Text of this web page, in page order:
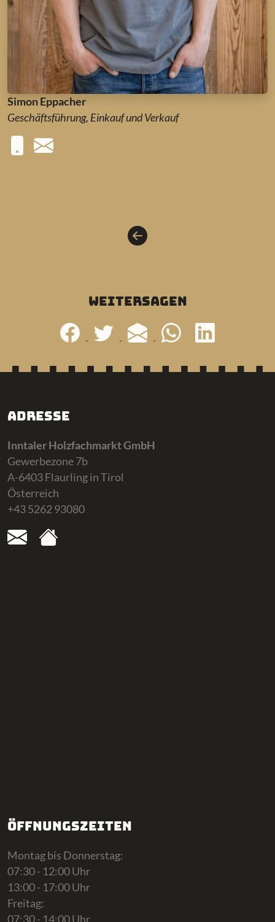
Simon Eppacher
Geschäftsführung, Einkauf und Verkauf
weitersagen
Adresse
Inntaler Holzfachmarkt GmbH
Gewerbezone 7b
A-6403 Flaurling in Tirol
Österreich
+43 5262 93080
Öffnungszeiten
Montag bis Donnerstag:
07:30 - 12:00 Uhr
13:00 - 17:00 Uhr
Freitag:
07:30 - 14:00 Uhr